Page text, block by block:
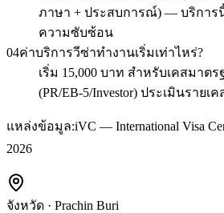
ภาษา + ประสบการณ์) — บริการ
ความซับซ้อน
04ค่าบริการวีซ่าทำงานเริ่มเท่าไหร่?
เริ่ม 15,000 บาท สำหรับเคสมาต
(PR/EB-5/Investor) ประเมินรายเค
แหล่งข้อมูล:iVC — International Visa
2026
จังหวัด · Prachin Buri